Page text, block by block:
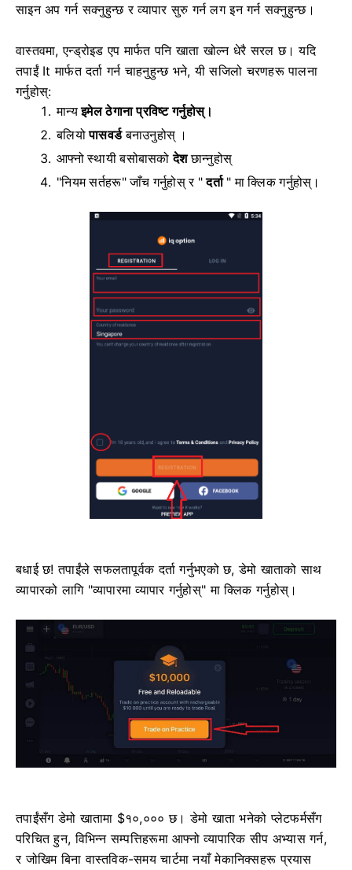
साइन अप गर्न सक्नुहुन्छ र व्यापार सुरु गर्न लग इन गर्न सक्नुहुन्छ।
वास्तवमा, एन्ड्रोइड एप मार्फत पनि खाता खोल्न धेरै सरल छ। यदि
तपाईं It मार्फत दर्ता गर्न चाहनुहुन्छ भने, यी सजिलो चरणहरू पालना
गर्नुहोस्:
मान्यइमेल ठेगाना प्रविष्ट गर्नुहोस्।
बलियोपासवर्डबनाउनुहोस् ।
आफ्नो स्थायी बसोबासकोदेशछान्नुहोस्
"नियम सर्तहरू" जाँच गर्नुहोस् र "दर्ता" मा क्लिक गर्नुहोस्।
बधाई छ! तपाईंले सफलतापूर्वक दर्ता गर्नुभएको छ, डेमो खाताको साथ
व्यापारको लागि "व्यापारमा व्यापार गर्नुहोस्" मा क्लिक गर्नुहोस्।
तपाईंसँग डेमो खातामा $१०,००० छ। डेमो खाता भनेको प्लेटफर्मसँग
परिचित हुन, विभिन्न सम्पत्तिहरूमा आफ्नो व्यापारिक सीप अभ्यास गर्न,
र जोखिम बिना वास्तविक-समय चार्टमा नयाँ मेकानिक्सहरू प्रयास